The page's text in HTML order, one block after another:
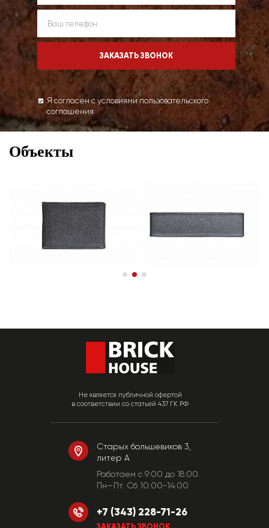
Я согласен с условиями пользовательского
соглашения
Объекты
Не является публичной офертой
в соответствии со статьей 437 ГК РФ
Старых большевиков 3,
литер А
Работаем c 9:00 до 18:00.
Пн—Пт. Сб 10:00-14:00
+7 (343) 228-71-26